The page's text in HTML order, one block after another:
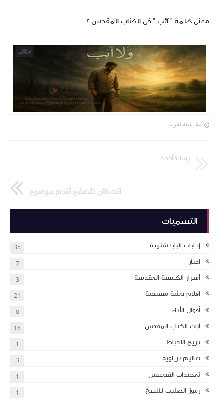
معنى كلمة " آئب " فى الكتاب المقدس ؟
منذ سنة تقريبا
رسالة أحدث
أنت الآن تتصفح أقدم موضوع
التسميات
إجابات البابا شنودة 35
اخبار 7
أسرار الكنيسة المقدسة 3
افلام دينية مسيحية 21
أقوال الأباء 8
اَيات الكتاب المقدس 16
تاريخ الاقباط 1
تعاليم ترباوية 3
تمجيدات القديسين 1
رموز الصليب للنسخ 1